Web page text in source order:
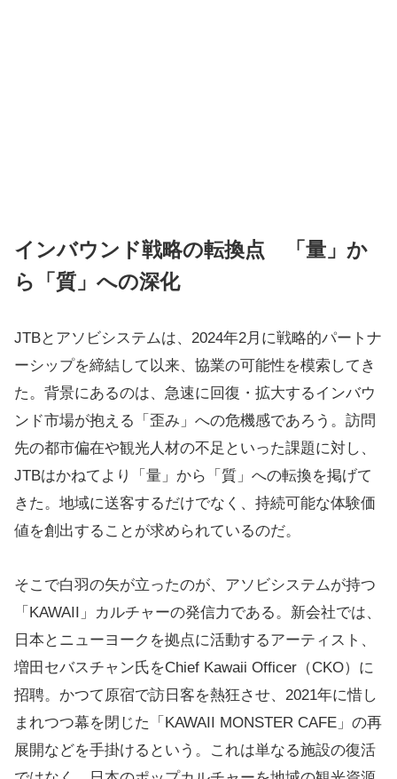
インバウンド戦略の転換点 「量」か
ら「質」への深化
JTBとアソビシステムは、2024年2月に戦略的パートナ
ーシップを締結して以来、協業の可能性を模索してき
た。背景にあるのは、急速に回復・拡大するインバウ
ンド市場が抱える「歪み」への危機感であろう。訪問
先の都市偏在や観光人材の不足といった課題に対し、
JTBはかねてより「量」から「質」への転換を掲げて
きた。地域に送客するだけでなく、持続可能な体験価
値を創出することが求められているのだ。
そこで白羽の矢が立ったのが、アソビシステムが持つ
「KAWAII」カルチャーの発信力である。新会社では、
日本とニューヨークを拠点に活動するアーティスト、
増田セバスチャン氏をChief Kawaii Officer（CKO）に
招聘。かつて原宿で訪日客を熱狂させ、2021年に惜し
まれつつ幕を閉じた「KAWAII MONSTER CAFE」の再
展開などを手掛けるという。これは単なる施設の復活